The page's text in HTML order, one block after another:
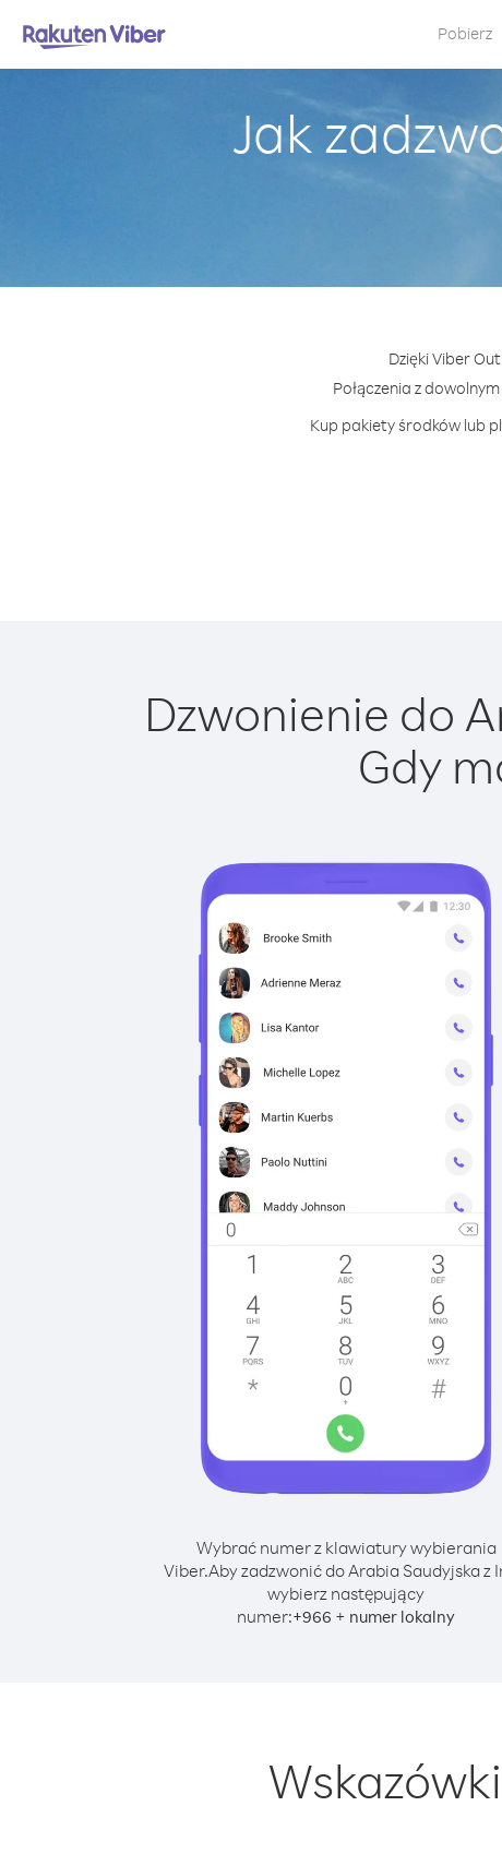
Pobierz
Jak
Dzięki Viber
Połączenia z
Kup pakiety środków lub
Dzwonienie do
Gdy
Wybrać numer z klawiatury wybierania
Viber.Aby zadzwonić do Arabia Saudyjska z
wybierz następujący
numer:+966 + numer lokalny